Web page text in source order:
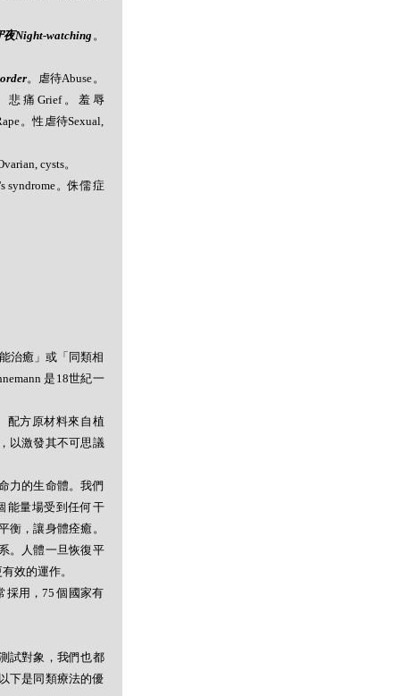
Night-watching 。
。虐待Abuse。
悲痛Grief。羞辱
。性虐待Sexual,
cysts。
syndrome。侏儒症
治癒」或「同類相
是18世紀一
配方原材料來自植
以激發其不可思議
力的生命體。我們
能量場受到任何干
，讓身體痊癒。
。人體一旦恢復平
效的運作。
採用，75 個國家有
試對象，我們也都
下是同類療法的優